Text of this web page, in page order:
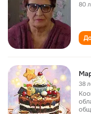
80
38